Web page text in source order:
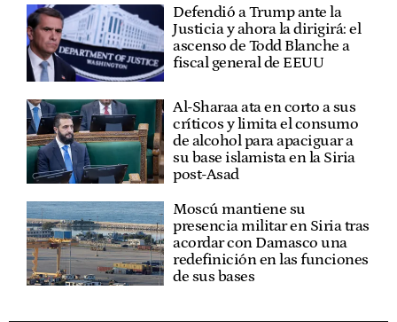
Defendió a Trump ante la
Justicia y ahora la dirigirá: el
ascenso de Todd Blanche a
fiscal general de EEUU
Al-Sharaa ata en corto a sus
críticos y limita el consumo
de alcohol para apaciguar a
su base islamista en la Siria
post-Asad
Moscú mantiene su
presencia militar en Siria tras
acordar con Damasco una
redefinición en las funciones
de sus bases